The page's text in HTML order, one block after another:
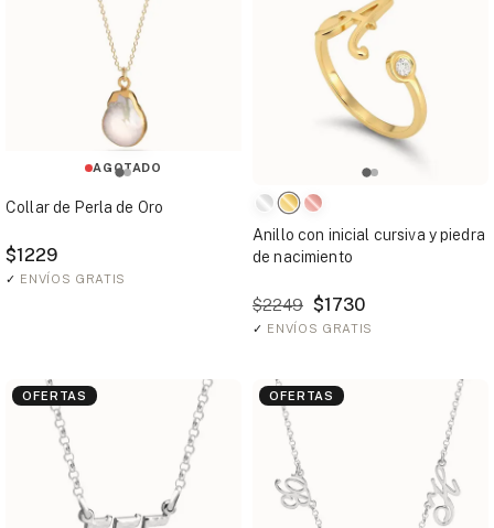
AGOTADO
Collar de Perla de Oro
$1229
✓ ENVÍOS GRATIS
Anillo con inicial cursiva y piedra
de nacimiento
$2249 $1730
✓ ENVÍOS GRATIS
OFERTAS OFERTAS